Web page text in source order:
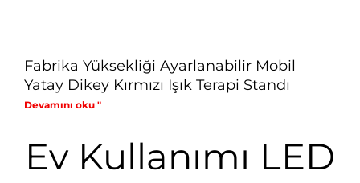
Fabrika Yüksekliği Ayarlanabilir Mobil
Yatay Dikey Kırmızı Işık Terapi Standı
Devamını oku "
Ev Kullanımı LED